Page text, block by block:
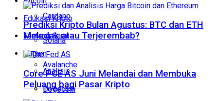
Edukasi Kripto
Tentang Kami
Ragam
Analisis
Investasi
Cardano
Solana
Avalanche
Dogecoin
Prediksi Kripto Bulan Agustus: BTC dan ETH
Meledak atau Terjerembab?
Core PCE AS Juni Melandai dan Membuka
Peluang bagi Pasar Kripto